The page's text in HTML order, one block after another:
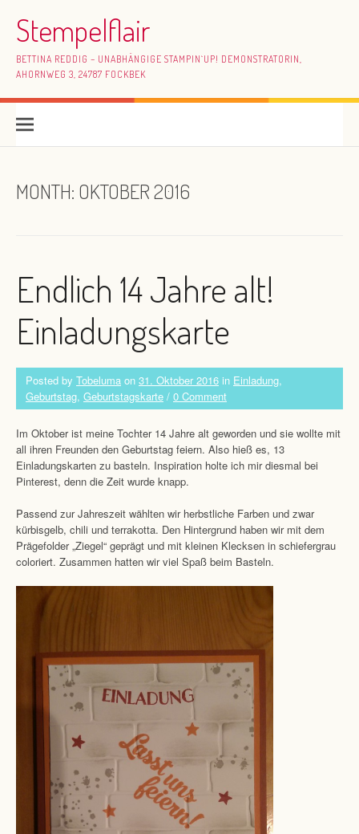
Stempelflair
BETTINA REDDIG – UNABHÄNGIGE STAMPIN`UP! DEMONSTRATORIN,
AHORNWEG 3, 24787 FOCKBEK
MONTH: OKTOBER 2016
Endlich 14 Jahre alt!
Einladungskarte
Posted by Tobeluma on 31. Oktober 2016 in Einladung,
Geburtstag, Geburtstagskarte / 0 Comment
Im Oktober ist meine Tochter 14 Jahre alt geworden und sie wollte mit
all ihren Freunden den Geburtstag feiern. Also hieß es, 13
Einladungskarten zu basteln. Inspiration holte ich mir diesmal bei
Pinterest, denn die Zeit wurde knapp.
Passend zur Jahreszeit wählten wir herbstliche Farben und zwar
kürbisgelb, chili und terrakotta. Den Hintergrund haben wir mit dem
Prägefolder „Ziegel“ geprägt und mit kleinen Klecksen in schiefergrau
coloriert. Zusammen hatten wir viel Spaß beim Basteln.